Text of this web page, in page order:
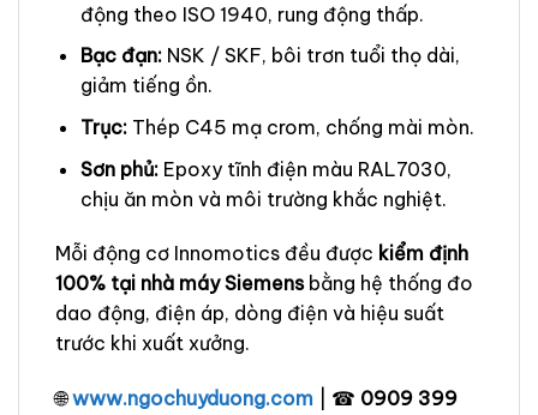
động theo ISO 1940, rung động thấp.
Bạc đạn:NSK / SKF, bôi trơn tuổi thọ dài,
giảm tiếng ồn.
Trục:Thép C45 mạ crom, chống mài mòn.
Sơn phủ:Epoxy tĩnh điện màu RAL7030,
chịu ăn mòn và môi trường khắc nghiệt.
Mỗi động cơ Innomotics đều được kiểm định
100% tại nhà máy Siemensbằng hệ thống đo
dao động, điện áp, dòng điện và hiệu suất
trước khi xuất xưởng.
🌐 www.ngochuyduong.com | ☎ 0909 399